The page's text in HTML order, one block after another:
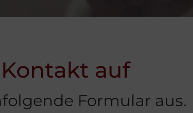
auf
Formular aus.